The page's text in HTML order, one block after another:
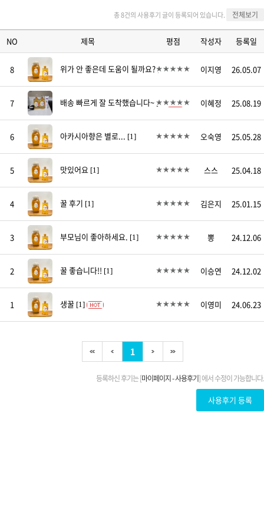
총 8건의 사용후기 글이 등록되어 있습니다. 전체보기
NO 제목 평점 작성자 등록일
8 위가 안 좋은데 도움이 될까요?[1] 이지영 26.05.07
7 배송 빠르게 잘 도착했습니다~ [1] 이혜정 25.08.19
6 아카시아향은 별로... [1] 오숙영 25.05.28
5 맛있어요 [1] 스스 25.04.18
4 꿀 후기 [1] 김은지 25.01.15
3 부모님이 좋아하세요. [1] 뽕 24.12.06
2 꿀 좋습니다!! [1] 이승연 24.12.02
1 생꿀 [1] 이영미 24.06.23
1
등록하신 후기는 [마이페이지 - 사용후기] 에서 수정이 가능합니다.
사용후기 등록